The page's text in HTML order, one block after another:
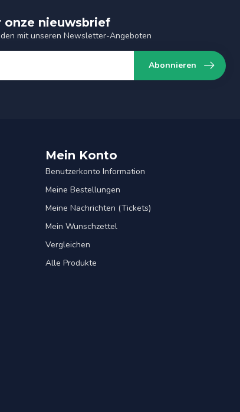
onze nieuwsbrief
mit unseren Newsletter-Angeboten
Abonnieren
Mein Konto
Benutzerkonto Information
Meine Bestellungen
Meine Nachrichten (Tickets)
Mein Wunschzettel
Vergleichen
Alle Produkte